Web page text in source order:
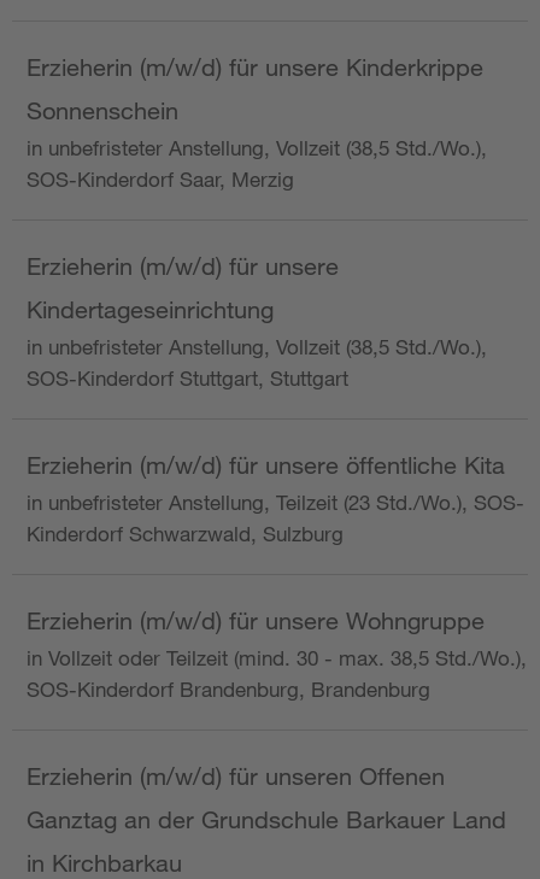
Erzieherin (m/w/d) für unsere Kinderkrippe
Sonnenschein
in unbefristeter Anstellung, Vollzeit (38,5 Std./Wo.),
SOS-Kinderdorf Saar, Merzig
Erzieherin (m/w/d) für unsere
Kindertageseinrichtung
in unbefristeter Anstellung, Vollzeit (38,5 Std./Wo.),
SOS-Kinderdorf Stuttgart, Stuttgart
Erzieherin (m/w/d) für unsere öffentliche Kita
in unbefristeter Anstellung, Teilzeit (23 Std./Wo.), SOS-
Kinderdorf Schwarzwald, Sulzburg
Erzieherin (m/w/d) für unsere Wohngruppe
in Vollzeit oder Teilzeit (mind. 30 - max. 38,5 Std./Wo.),
SOS-Kinderdorf Brandenburg, Brandenburg
Erzieherin (m/w/d) für unseren Offenen
Ganztag an der Grundschule Barkauer Land
in Kirchbarkau